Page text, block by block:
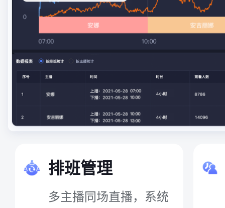
排班管理
多主播同场直播，系统